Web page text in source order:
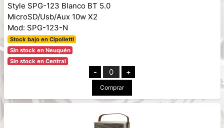
Style SPG-123 Blanco BT 5.0
MicroSD/Usb/Aux 10w X2
Mod: SPG-123-N
Stock bajo en Cipolletti
Sin stock en Neuquén
Sin stock en Central
- 0 +
Comprar